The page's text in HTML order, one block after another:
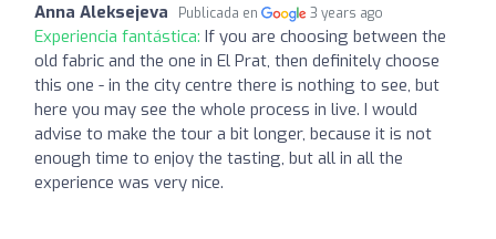
Anna Aleksejeva Publicada en 3 years ago
Experiencia fantástica: If you are choosing between the
old fabric and the one in El Prat, then definitely choose
this one - in the city centre there is nothing to see, but
here you may see the whole process in live. I would
advise to make the tour a bit longer, because it is not
enough time to enjoy the tasting, but all in all the
experience was very nice.